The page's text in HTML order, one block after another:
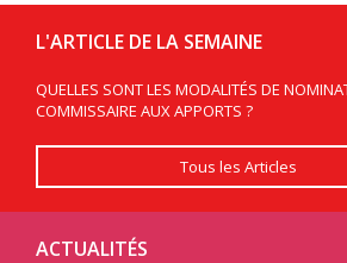
L'ARTICLE DE LA SEMAINE
QUELLES SONT LES MODALITÉS DE
COMMISSAIRE AUX APPORTS ?
Tous les Articles
ACTUALITÉS